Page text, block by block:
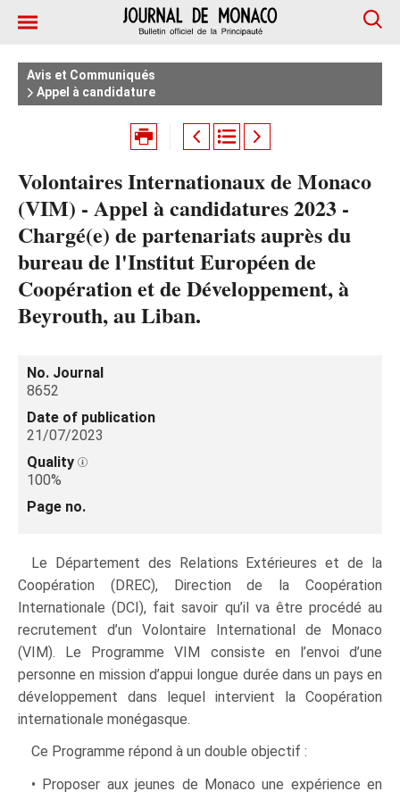
Avis et Communiqués
Appel à candidature
Volontaires Internationaux de Monaco
(VIM) - Appel à candidatures 2023 -
Chargé(e) de partenariats auprès du
bureau de l'Institut Européen de
Coopération et de Développement, à
Beyrouth, au Liban.
No. Journal
8652
Date of publication
21/07/2023
Quality
100%
Page no.
Le Département des Relations Extérieures et de la
Coopération (DREC), Direction de la Coopération
Internationale (DCI), fait savoir qu’il va être procédé au
recrutement d’un Volontaire International de Monaco
(VIM). Le Programme VIM consiste en l’envoi d’une
personne en mission d’appui longue durée dans un pays en
développement dans lequel intervient la Coopération
internationale monégasque.
Ce Programme répond à un double objectif :
• Proposer aux jeunes de Monaco une expérience en